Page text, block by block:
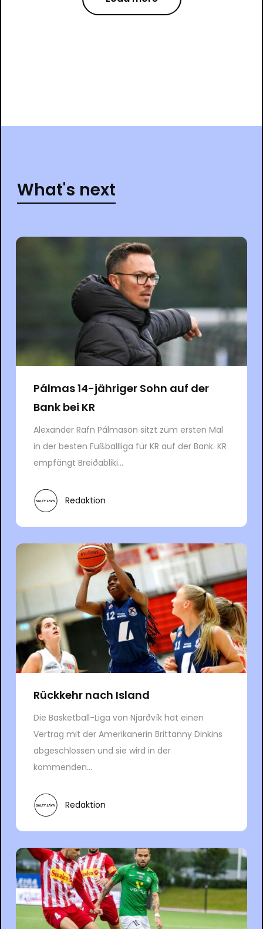
What's next
Pálmas 14-jähriger Sohn auf der
Bank bei KR
Alexander Rafn Pálmason sitzt zum ersten Mal
in der besten Fußballliga für KR auf der Bank. KR
empfängt Breiðabliki...
Redaktion
Rückkehr nach Island
Die Basketball-Liga von Njarðvík hat einen
Vertrag mit der Amerikanerin Brittanny Dinkins
abgeschlossen und sie wird in der
kommenden...
Redaktion